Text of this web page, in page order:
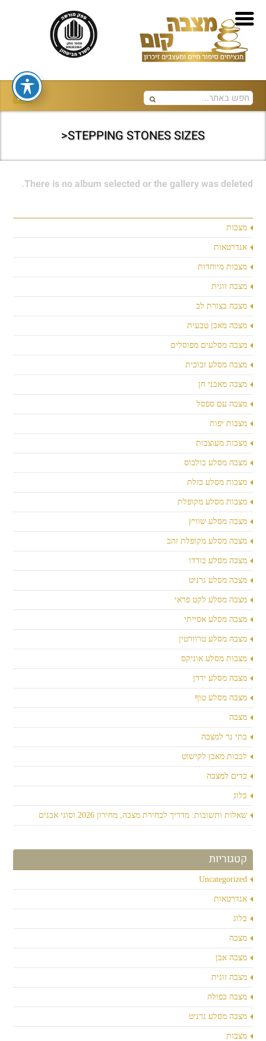
STEPPING STONES SIZES<
מצבות
אנדרטאות
מצבות מיוחדות
מצבה זוגית
מצבה בצורת לב
מצבה מאבן טבעית
מצבה מסלעים מפוסלים
מצבה מסלע זכוכית
מצבה מאבני חן
מצבה עם ספסל
מצבות יפות
מצבות מעוצבות
מצבה מסלע בולבוס
מצבות מסלע בזלת
מצבות מסלע מקופלת
מצבה מסלע שוויץ
מצבה מסלע מקופלת זהב
מצבה מסלע בורדו
מצבה מסלע גרניט
מצבה מסלע לקט פראי
מצבה מסלע אסייתי
מצבה מסלע טרוורטין
מצבות מסלע אוניקס
מצבה מסלע ירדן
מצבה מסלע טוף
מצבה
בתי נר למצבה
לבבות מאבן לקישוט
כדים למצבה
בלוג
שאלות ותשובות: מדריך לבחירת מצבה, מחירון 2026 וסוגי אבנים
קטגוריות
Uncategorized
אנדרטאות
בלוג
מצבה
מצבה אבן
מצבה זוגית
מצבה כפולה
מצבה מסלע גרניט
מצבות
There is no album selected or the gallery was deleted.